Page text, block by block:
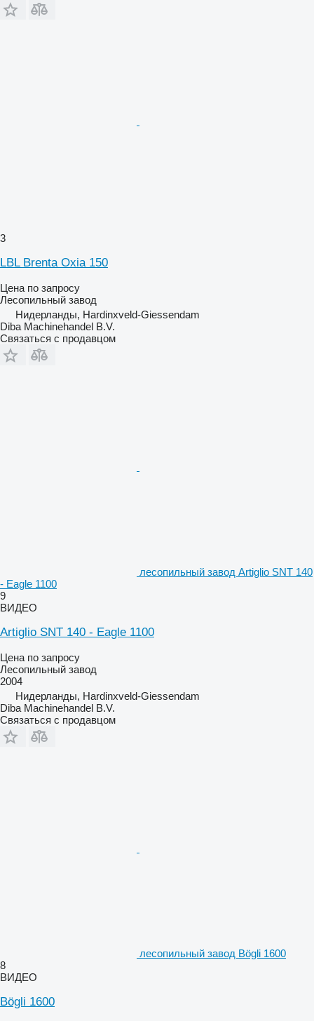
3
LBL Brenta Oxia 150
Цена по запросу
Лесопильный завод
Нидерланды, Hardinxveld-Giessendam
Diba Machinehandel B.V.
Связаться с продавцом
лесопильный завод Artiglio SNT 140
- Eagle 1100
9
ВИДЕО
Artiglio SNT 140 - Eagle 1100
Цена по запросу
Лесопильный завод
2004
Нидерланды, Hardinxveld-Giessendam
Diba Machinehandel B.V.
Связаться с продавцом
лесопильный завод Bögli 1600
8
ВИДЕО
Bögli 1600